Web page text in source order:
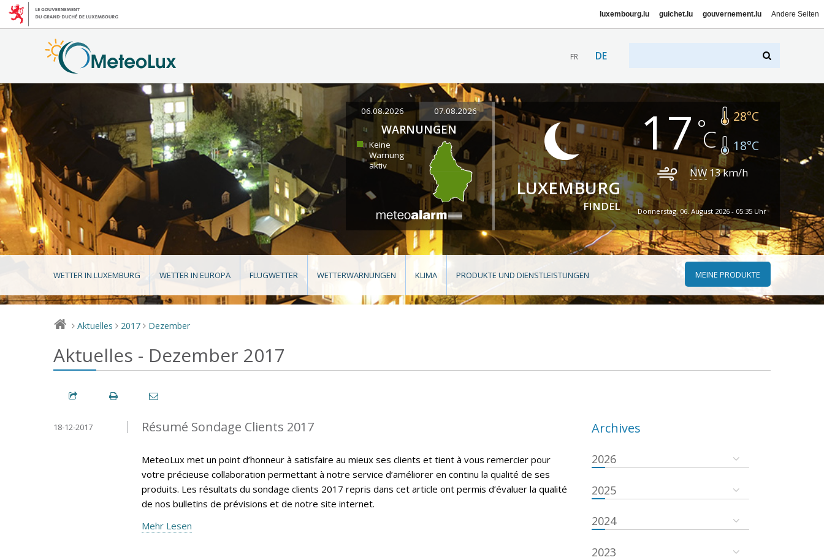
luxembourg.lu guichet.lu gouvernement.lu Andere Seiten
FR DE
06.08.2026 07.08.2026
WARNUNGEN
Keine
Warnung
aktiv
LUXEMBURG
FINDEL
17 28°C
18°C
NW 13km/h
Donnerstag, 06. August 2026 - 05:35 Uhr
WETTER IN LUXEMBURG WETTER IN EUROPA FLUGWETTER WETTERWARNUNGEN KLIMA PRODUKTE UND DIENSTLEISTUNGEN MEINE PRODUKTE
> Aktuelles > 2017 > Dezember
Aktuelles - Dezember 2017
Résumé Sondage Clients 2017
18-12-2017
MeteoLux met un point d’honneur à satisfaire au mieux ses clients et tient à vous remercier pour
votre précieuse collaboration permettant à notre service d’améliorer en continu la qualité de ses
produits. Les résultats du sondage clients 2017 repris dans cet article ont permis d’évaluer la qualité
de nos bulletins de prévisions et de notre site internet.
Mehr Lesen
Archives
2026
2025
2024
2023